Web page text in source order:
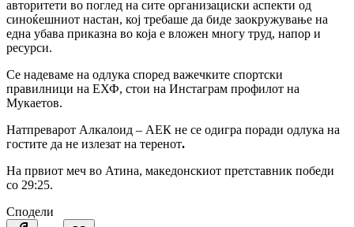
авторитети во поглед на сите организациски аспекти од
синоќешниот настан, кој требаше да биде заокружување на
една убава приказна во која е вложен многу труд, напор и
ресурси.
Се надеваме на одлука според важечките спортски
правилници на ЕХФ, стои на Инстаграм профилот на
Мукаетов.
Натпреварот Алкалоид – АЕК не се одигра поради одлука на
гостите да не излезат на теренот.
На првиот меч во Атина, македонскиот претставник победи
со 29:25.
Сподели